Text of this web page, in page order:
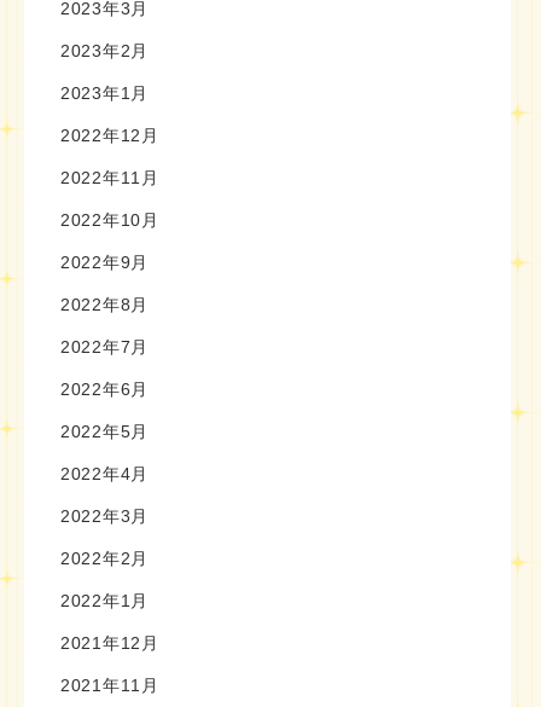
2023年3月
2023年2月
2023年1月
2022年12月
2022年11月
2022年10月
2022年9月
2022年8月
2022年7月
2022年6月
2022年5月
2022年4月
2022年3月
2022年2月
2022年1月
2021年12月
2021年11月